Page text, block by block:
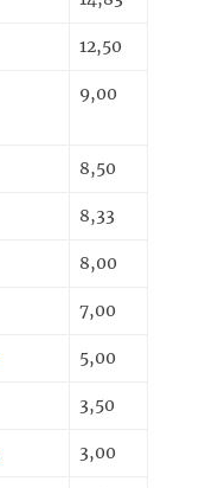
12,50
9,00
8,50
8,33
8,00
7,00
5,00
3,50
3,00